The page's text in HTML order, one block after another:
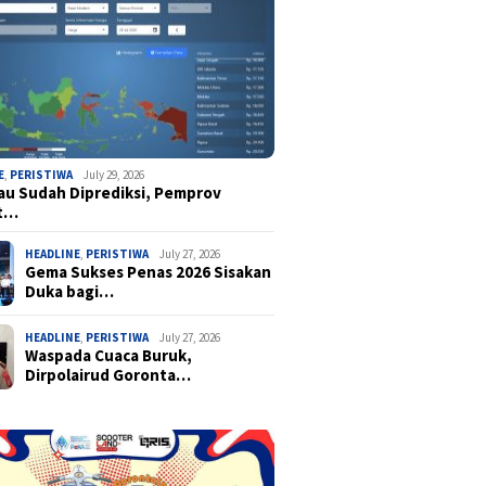
, PERISTIWA July 29, 2026
Sudah Diprediksi, Pemprov
HEADLINE, PERISTIWA July 27, 2026
Gema Sukses Penas 2026 Sisakan
Duka bagi…
HEADLINE, PERISTIWA July 27, 2026
Waspada Cuaca Buruk,
Dirpolairud Goronta…